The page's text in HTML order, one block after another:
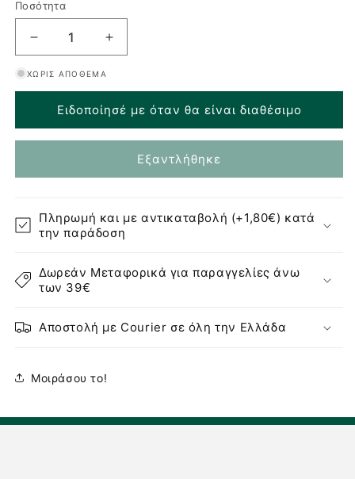
παραλλαγή
εξαντλήθηκε
ή
δεν
Ποσότητα
Μείωση
ποσότητας
για
Ecolife
Coffee
Cup
Ποτήρι
Λιλά
370ml
Αύξηση
ποσότητας
Ecolife
Coffee
Cup
Ποτήρι
Θερμός
Λιλά
370ml
ΧΩΡΊΣ ΑΠΌΘΕΜΑ
Ειδοποίησέ με όταν θα είναι διαθέσιμο
Εξαντλήθηκε
Πληρωμή και με αντικαταβολή (+1,80€) κατά
την παράδοση
Δωρεάν Μεταφορικά για παραγγελίες άνω
των 39€
Αποστολή με Courier σε όλη την Ελλάδα
Μοιράσου το!